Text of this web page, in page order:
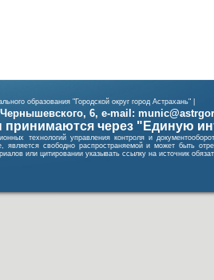
образования "Городской округ город Астрахань" |
Чернышевского, 6, e-mail:
принимаются через "Единую
технологий управления контроля и
свободно распространяемой и может быть
или цитировании указывать ссылку на источник